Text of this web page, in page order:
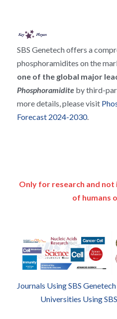
SBS Genetech offers a
Phosphoramidite by third-
more details, please visit
Forecast 2024-2030.
Only for research and
of humans
Journals Using SBS
Universities Using